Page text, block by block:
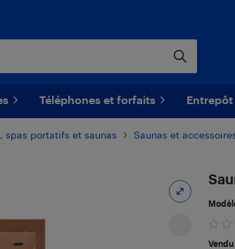
Téléphones et forfaits Entrepôt
spas portatifs et saunas Saunas et